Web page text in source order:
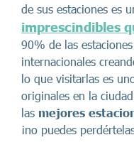
de sus estaciones es
imprescindibles
90% de las
internacionales
lo que visitarlas es
originales en la
las mejores
¡no puedes